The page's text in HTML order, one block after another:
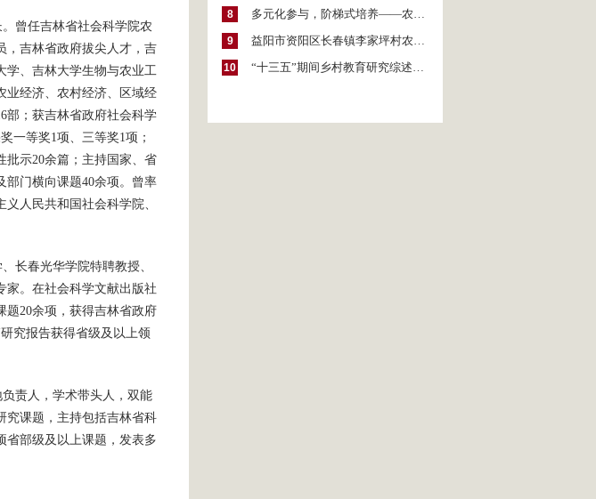
曾任吉林省社会科学院农
，吉林省政府拔尖人才，吉
学、吉林大学生物与农业工
业经济、农村经济、区域经
部；获吉林省政府社会科学
一等奖1项、三等奖1项；
批示20余篇；主持国家、省
部门横向课题40余项。曾率
人民共和国社会科学院、
长春光华学院特聘教授、
家。在社会科学文献出版社
题20余项，获得吉林省政府
究报告获得省级及以上领
责人，学术带头人，双能
究课题，主持包括吉林省科
省部级及以上课题，发表多
8 多元化参与，阶梯式培养——农家女机构农村妇女参政项目介绍
9 益阳市资阳区长春镇李家坪村农民增收调研报告
10 “十三五”期间乡村教育研究综述（2015～2020）